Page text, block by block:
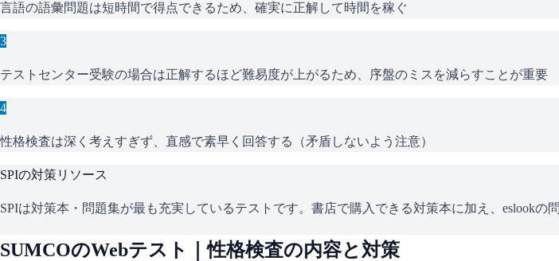
言語の語彙問題は短時間で得点できるため、確実に正解して時間を稼ぐ
3
テストセンター受験の場合は正解するほど難易度が上がるため、序盤のミスを減らすことが重要
4
性格検査は深く考えすぎず、直感で素早く回答する（矛盾しないよう注意）
SPIの対策リソース
SPIは対策本・問題集が最も充実しているテストです。書店で購入できる対策本に加え、eslookの
SUMCOのWebテスト｜性格検査の内容と対策